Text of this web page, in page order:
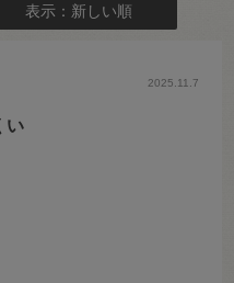
表示：新しい順
2025.11.7
い